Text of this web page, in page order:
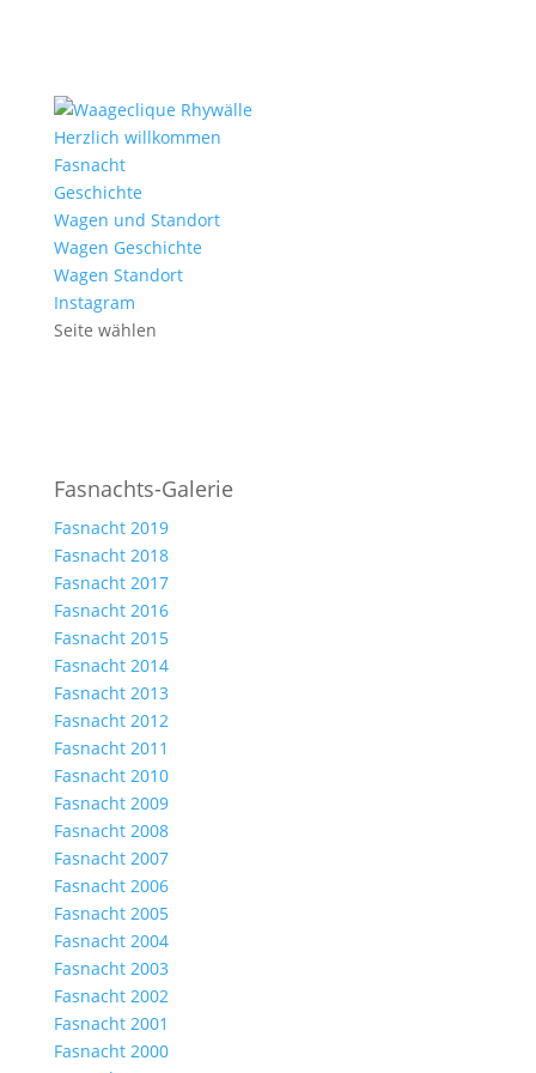
Herzlich willkommen
Fasnacht
Geschichte
Wagen und Standort
Wagen Geschichte
Wagen Standort
Instagram
Seite wählen
Fasnachts-Galerie
Fasnacht 2019
Fasnacht 2018
Fasnacht 2017
Fasnacht 2016
Fasnacht 2015
Fasnacht 2014
Fasnacht 2013
Fasnacht 2012
Fasnacht 2011
Fasnacht 2010
Fasnacht 2009
Fasnacht 2008
Fasnacht 2007
Fasnacht 2006
Fasnacht 2005
Fasnacht 2004
Fasnacht 2003
Fasnacht 2002
Fasnacht 2001
Fasnacht 2000